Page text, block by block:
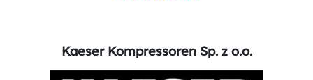
Kaeser Kompressoren Sp. z o.o.